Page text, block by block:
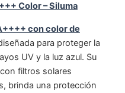
Color – Siluma
con color de
para proteger la
UV y la luz azul. Su
filtros solares
brinda una protección